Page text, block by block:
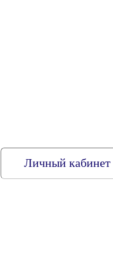
Личный кабинет